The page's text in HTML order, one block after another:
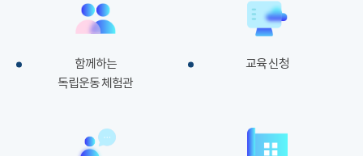
함께하는
독립운동 체험관
교육 신청